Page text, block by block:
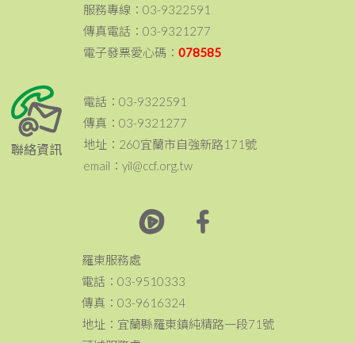
服務專線：03-9322591
傳真電話：03-9321277
電子發票愛心碼：078585
聯絡資訊
電話：03-9322591
傳真：03-9321277
地址：260宜蘭市自強新路171號
email：yil@ccf.org.tw
羅東服務處
電話：03-9510333
傳真：03-9616324
地址：宜蘭縣羅東鎮純精路一段71號